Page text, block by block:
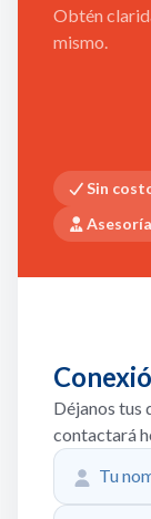
Obtén
mismo.
Sin
Déjanos tus
contactará